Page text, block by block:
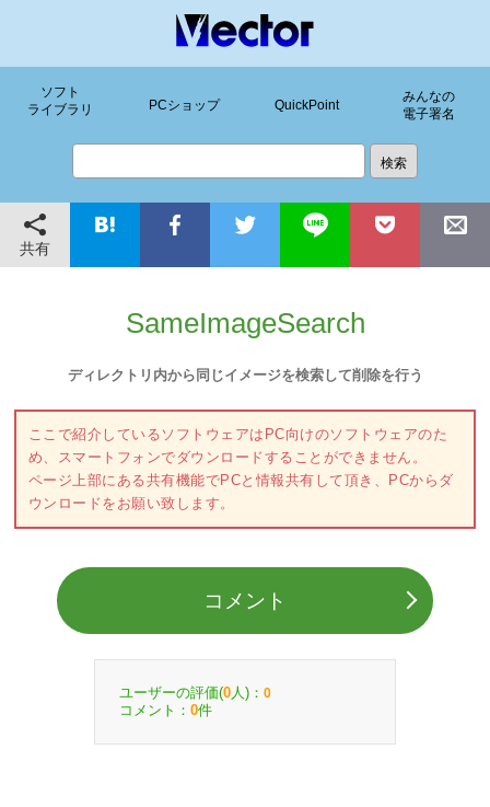
ソフト
ライブラリ
PCショップ QuickPoint
みんなの
電子署名
共有
SameImageSearch
ディレクトリ内から同じイメージを検索して削除を行う
ここで紹介しているソフトウェアはPC向けのソフトウェアのた
め、スマートフォンでダウンロードすることができません。
ページ上部にある共有機能でPCと情報共有して頂き、PCからダ
ウンロードをお願い致します。
コメント
ユーザーの評価(0 人)： 0
コメント： 0件